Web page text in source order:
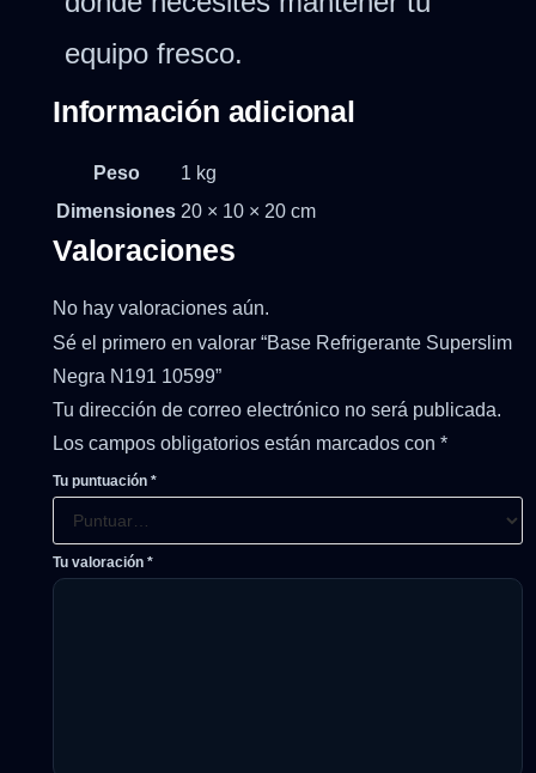
equipo fresco.
Información adicional
Peso
1 kg
Dimensiones 20 × 10 × 20 cm
Valoraciones
No hay valoraciones aún.
Sé el primero en valorar “Base Refrigerante Superslim
Negra N191 10599”
Tu dirección de correo electrónico no será publicada.
Los campos obligatorios están marcados con *
Tu puntuación *
Tu valoración *